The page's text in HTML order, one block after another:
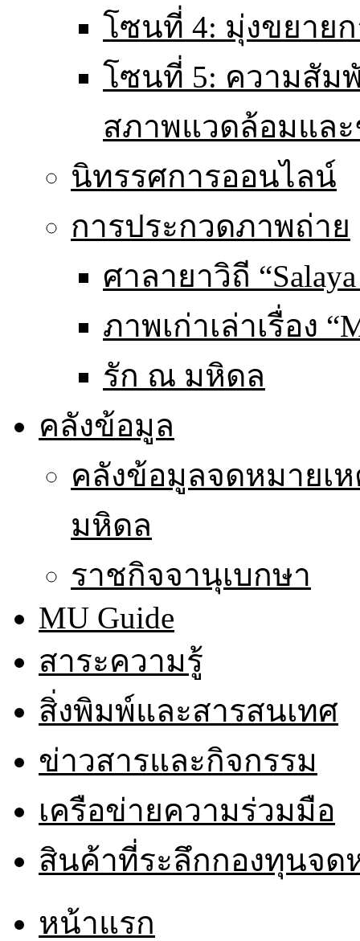
โซนที่ 4: มุ่งขยาย
โซนที่ 5: ความสัม
สภาพแวดล้อมแล
นิทรรศการออนไลน์
การประกวดภาพถ่าย
ศาลายาวิถี
ภาพเก่าเล่าเรื่อง
รัก ณ มหิดล
คลังข้อมูล
คลังข้อมูลจดหมาย
มหิดล
ราชกิจจานุเบกษา
MU Guide
สาระความรู้
สิ่งพิมพ์และสารสนเทศ
ข่าวสารและกิจกรรม
เครือข่ายความร่วมมือ
สินค้าที่ระลึกกองทุนจ
หน้าแรก